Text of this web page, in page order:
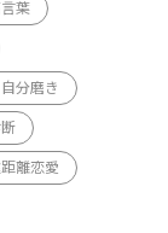
葉
自分磨き
離恋愛